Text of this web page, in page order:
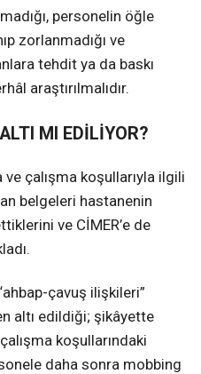
personelin öğle
zorlanmadığı ve
tehdit ya da baskı
araştırılmalıdır.
MI EDİLİYOR?
ve çalışma koşullarıyla ilgili
belgeleri hastanenin
ve CİMER’e de
çavuş ilişkileri”
altı edildiği; şikâyette
koşullarındaki
daha sonra mobbing